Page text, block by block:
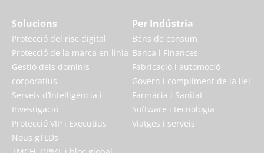
Solucions
Protecció del risc digital
Protecció de la marca en línia
Gestió dels dominis
corporatius
Serveis d’Intel·ligència i
Investigació
Protecció VIP i Executius
Nous gTLDs
Per Indústria
Béns de consum
Banca i Finances
Fabricació i automoció
Govern i compliment de la llei
Farmàcia i Sanitat
Software i tecnologia
Viatges i serveis